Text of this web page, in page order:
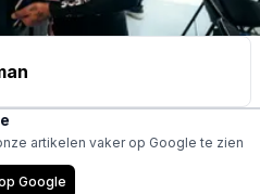
artikelen vaker op Google te zien
Google